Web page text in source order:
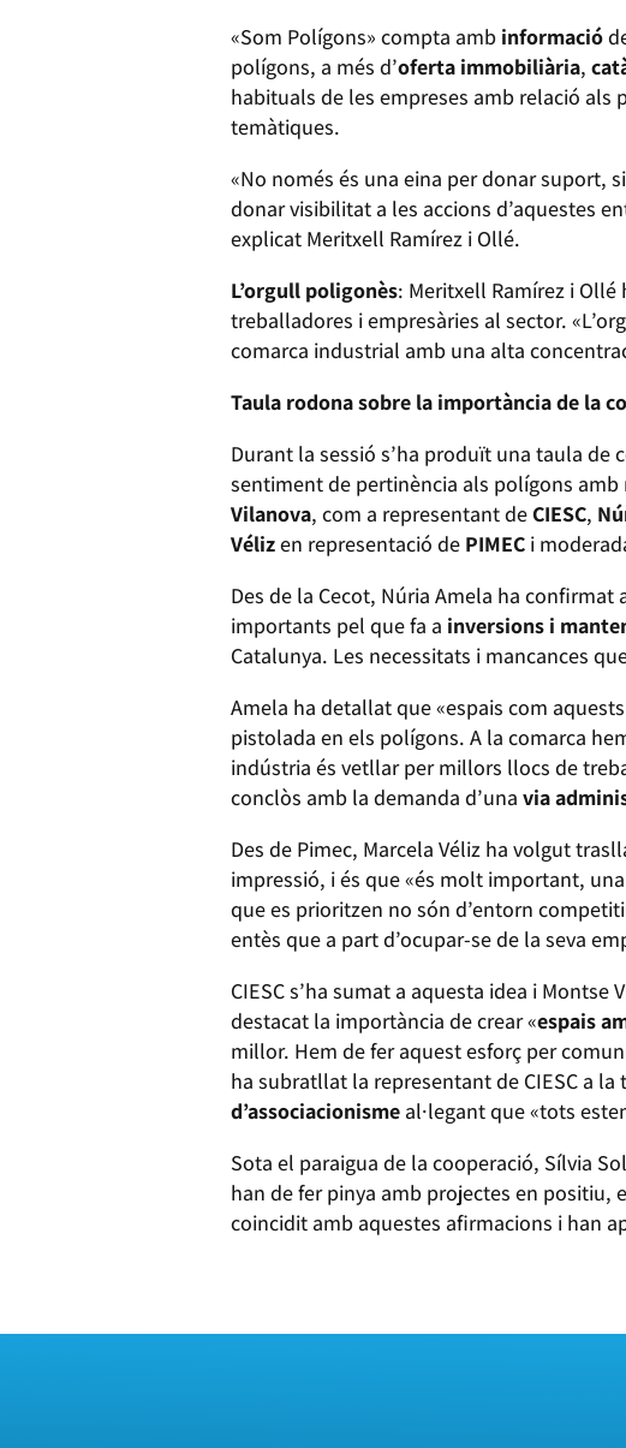
«Som Polígons» compta amb informació
polígons, a més d’oferta immobiliària,
habituals de les empreses amb relació als
temàtiques.
«No només és una eina per donar suport,
donar visibilitat a les accions d’aquestes
explicat Meritxell Ramírez i Ollé.
L’orgull poligonès: Meritxell Ramírez i
treballadores i empresàries al sector.
comarca industrial amb una alta
Taula rodona sobre la importància de la
Durant la sessió s’ha produït una taula
sentiment de pertinència als polígons
Vilanova, com a representant deCIESC,
Vélizen representació de PIMEC i
Des de la Cecot, Núria Amela ha
importants pel que fa a inversions i
Catalunya. Les necessitats i mancances
Amela ha detallat que «espais com
pistolada en els polígons. A la comarca
indústria és vetllar per millors llocs de
conclòs amb la demanda d’una via
Des de Pimec, Marcela Véliz ha volgut
impressió, i és que «és molt important,
que es prioritzen no són d’entorn
entès que a part d’ocupar-se de la seva
CIESC s’ha sumat a aquesta idea i
destacat la importància de crear «espais
millor. Hem de fer aquest esforç per
ha subratllat la representant de CIESC a
d’associacionisme al·legant que «tots
Sota el paraigua de la cooperació, Sílvia
han de fer pinya amb projectes en
coincidit amb aquestes afirmacions i han